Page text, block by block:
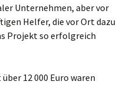
Unternehmen, aber vor
Helfer, die vor Ort dazu
Projekt so erfolgreich
12 000 Euro waren